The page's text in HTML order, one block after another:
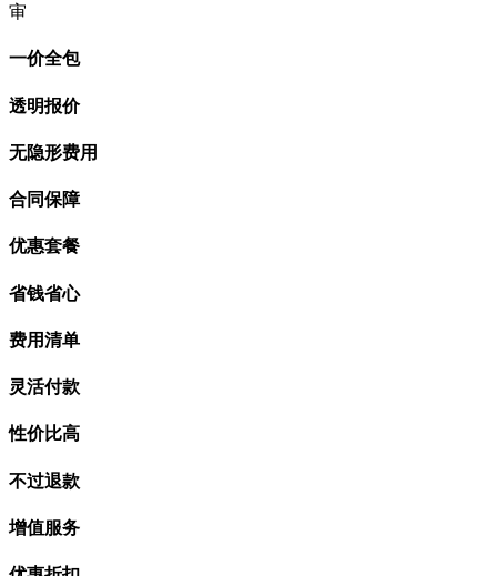
审
一价全包
透明报价
无隐形费用
合同保障
优惠套餐
省钱省心
费用清单
灵活付款
性价比高
不过退款
增值服务